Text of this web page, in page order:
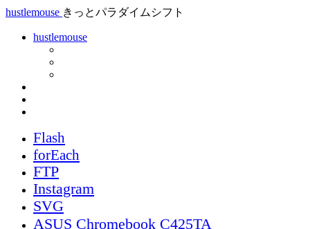
hustlemouse きっとパラダイムシフト
hustlemouse
Flash
forEach
FTP
Instagram
SVG
ASUS Chromebook C425TA